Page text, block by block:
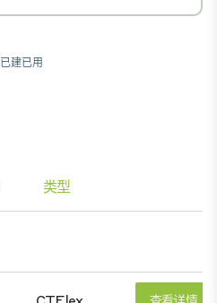
已建已用
类型
查看详情